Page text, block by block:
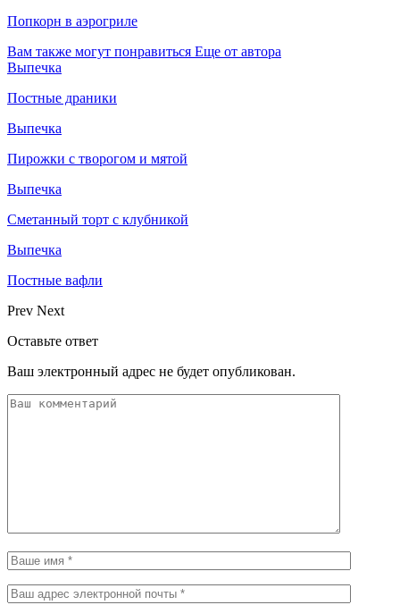
Попкорн в аэрогриле
Вам также могут понравиться Еще от автора
Выпечка
Постные драники
Выпечка
Пирожки с творогом и мятой
Выпечка
Сметанный торт с клубникой
Выпечка
Постные вафли
Prev Next
Оставьте ответ
Ваш электронный адрес не будет опубликован.